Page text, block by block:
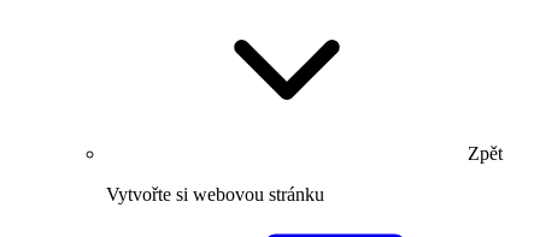
Zpět
Vytvořte si webovou stránku